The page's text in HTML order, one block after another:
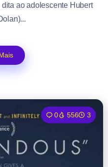
dita ao adolescente Hubert
0 556 3